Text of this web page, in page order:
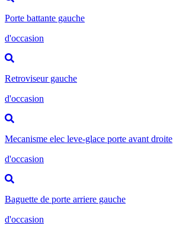
Porte battante gauche
d'occasion
Retroviseur gauche
d'occasion
Mecanisme elec leve-glace porte avant droite
d'occasion
Baguette de porte arriere gauche
d'occasion